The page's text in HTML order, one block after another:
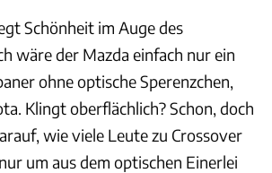
Schönheit im Auge des
wäre der Mazda einfach nur ein
ohne optische Sperenzchen,
Klingt oberflächlich? Schon, doch
wie viele Leute zu Crossover
um aus dem optischen Einerlei